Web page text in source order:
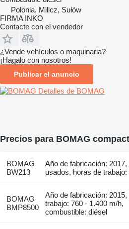
Polonia, Milicz, Sułów
FIRMA INKO
Contacte con el vendedor
¿Vende vehículos o maquinaria?
¡Hagalo con nosotros!
Publicar el anuncio
Detalles de BOMAG
Precios para BOMAG
BOMAG
BW213
Año de fabricación: 2017,
usados, horas de
BOMAG
BMP8500
Año de fabricación:
trabajo: 760 - 1.400 m/h,
combustible: diésel